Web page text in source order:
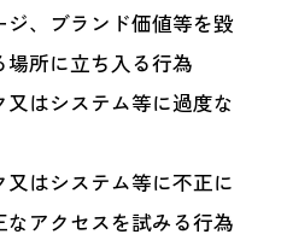
、ブランド価値等を毀
所に立ち入る行為
はシステム等に過度な
はシステム等に不正に
なアクセスを試みる行為